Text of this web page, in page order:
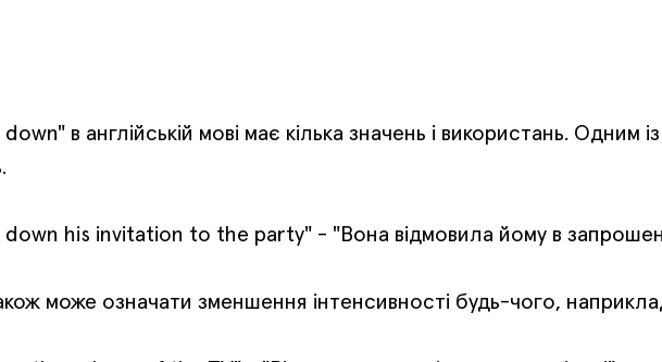
в англійській мові має кілька значень і використань. Одним
his invitation to the party" - "Вона відмовила йому в
може означати зменшення інтенсивності будь-чого,